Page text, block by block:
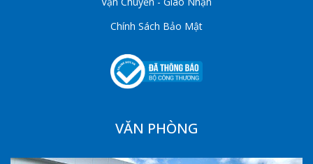
Chính Sách Bảo Mật
VĂN PHÒNG